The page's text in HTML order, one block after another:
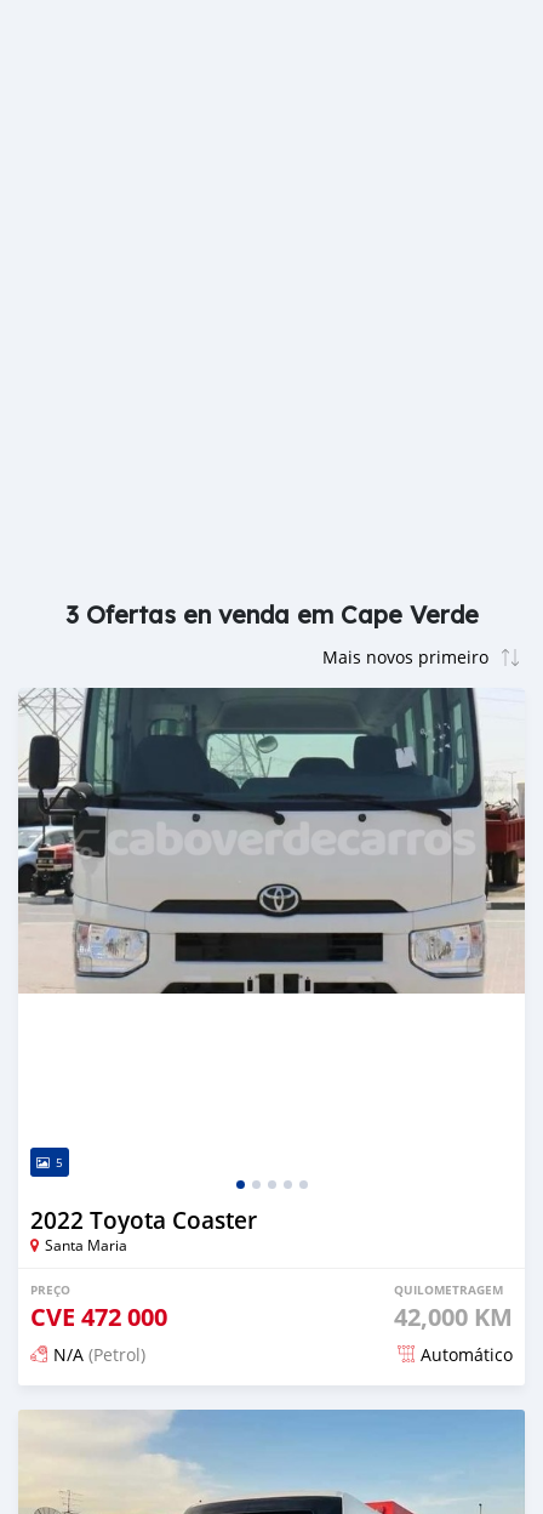
3 Ofertas en venda em Cape Verde
5
2022 Toyota Coaster
Santa Maria
PREÇO
CVE 472 000
QUILOMETRAGEM
42,000 KM
N/A (Petrol) Automático
Publicado 4 meses atrás